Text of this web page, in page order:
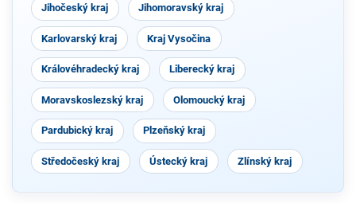
Jihočeský kraj Jihomoravský kraj
Karlovarský kraj Kraj Vysočina
Královéhradecký kraj Liberecký kraj
Moravskoslezský kraj Olomoucký kraj
Pardubický kraj Plzeňský kraj
Středočeský kraj Ústecký kraj Zlínský kraj